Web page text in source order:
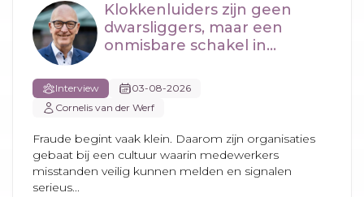
Klokkenluiders zijn geen
dwarsliggers, maar een
onmisbare schakel in
Interview
03-08-2026
Cornelis van der Werf
Fraude begint vaak klein. Daarom zijn organisaties
gebaat bij een cultuur waarin medewerkers
misstanden veilig kunnen melden en signalen
serieus...